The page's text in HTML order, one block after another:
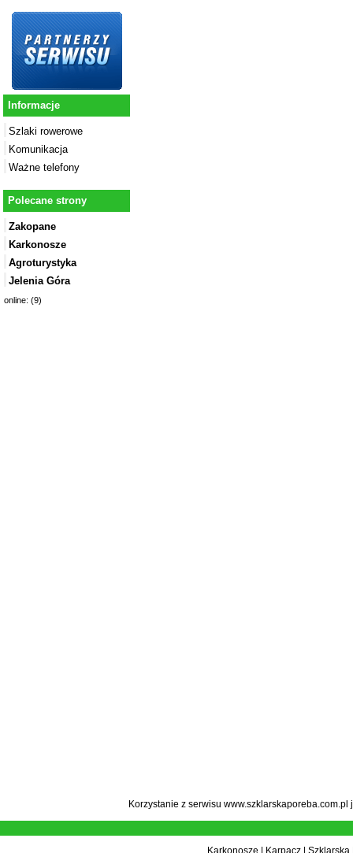
Informacje
Szlaki rowerowe
Komunikacja
Ważne telefony
Polecane strony
Zakopane
Karkonosze
Agroturystyka
Jelenia Góra
online: (9)
Korzystanie z serwisu
Karkonosze Karpacz Szklarska